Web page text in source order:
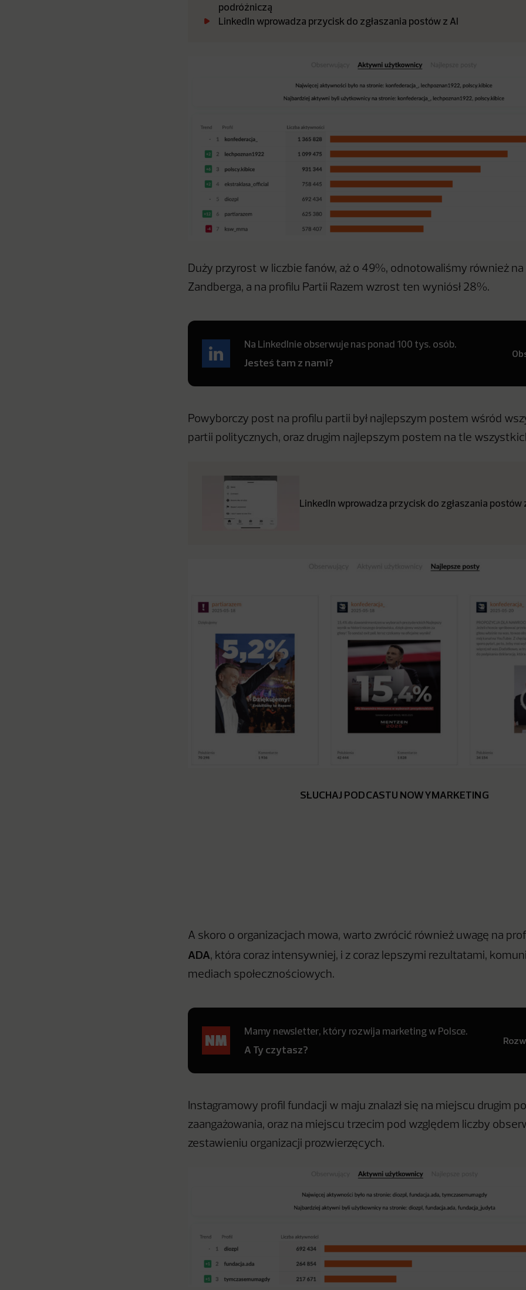
podróżniczą
LinkedIn wprowadza przycisk do zgłaszania postów z AI
Duży przyrost w liczbie fanów, aż o 49%, odnotowaliśmy również
Zandberga, a na profilu Partii Razem wzrost ten wyniósł 28%.
Na LinkedInie obserwuje nas ponad 100 tys. osób.
Jesteś tam z nami?
Powyborczy post na profilu partii był najlepszym postem wśród
partii politycznych, oraz drugim najlepszym postem na tle
LinkedIn wprowadza przycisk do zgłaszania postów
SŁUCHAJ PODCASTU NOWYMARKETING
A skoro o organizacjach mowa, warto zwrócić również uwagę na
ADA, która coraz intensywniej, i z coraz lepszymi rezultatami,
mediach społecznościowych.
Mamy newsletter, który rozwija marketing w Polsce.
A Ty czytasz?
Instagramowy profil fundacji w maju znalazł się na miejscu drugim
zaangażowania, oraz na miejscu trzecim pod względem liczby
zestawieniu organizacji prozwierzęcych.